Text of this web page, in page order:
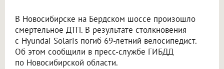
В Новосибирске на Бердском шоссе произошло
смертельное ДТП. В результате столкновения
с Hyundai Solaris погиб 69-летний велосипедист.
Об этом сообщили в пресс-службе ГИБДД
по Новосибирской области.